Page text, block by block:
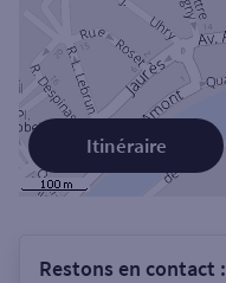
Itinéraire
Restons en contact :